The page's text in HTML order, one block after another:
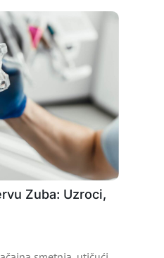
Zuba: Uzroci,